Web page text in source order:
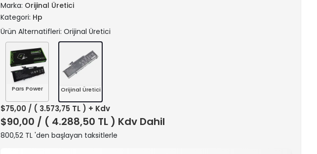
Marka: Orijinal Üretici
Kategori: Hp
Ürün Alternatifleri: Orijinal Üretici
Pars Power Orijinal Üretici
$75,00 / ( 3.573,75 TL ) + Kdv
$90,00 / ( 4.288,50 TL ) Kdv Dahil
800,52 TL 'den başlayan taksitlerle